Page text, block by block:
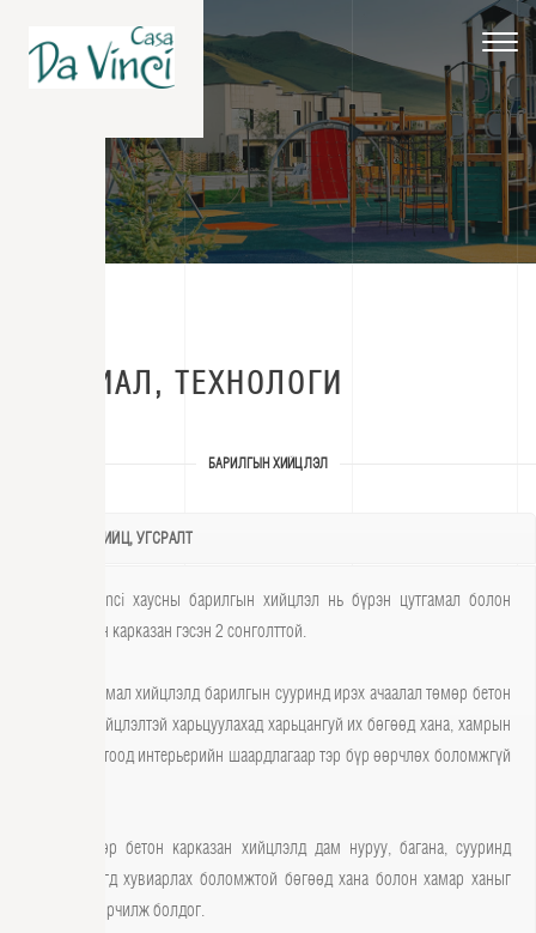
Toggle
МАТЕРИАЛ, ТЕХНОЛОГИ
БАРИЛГЫН ХИЙЦЛЭЛ
БАРИЛГЫН ХИЙЦ, УГСРАЛТ
Casa Da Vinci хаусны барилгын хийцлэл нь бүрэн цутгамал болон
төмөр бетон карказан гэсэн 2 сонголттой.
Бүрэн цутгамал хийцлэлд барилгын сууринд ирэх ачаалал төмөр бетон
карказан хийцлэлтэй харьцуулахад харьцангуй их бөгөөд хана, хамрын
хэмжээг дотоод интерьерийн шаардлагаар тэр бүр өөрчлөх боломжгүй
Харин төмөр бетон карказан хийцлэлд дам нуруу, багана, сууринд
ачаалаа жигд хувиарлах боломжтой бөгөөд хана болон хамар ханыг
дураараа өөрчилж болдог.